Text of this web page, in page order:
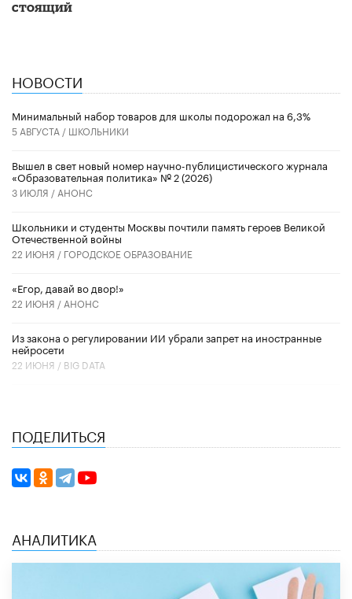
стоящий
НОВОСТИ
Минимальный набор товаров для школы подорожал на 6,3%
5 АВГУСТА / ШКОЛЬНИКИ
Вышел в свет новый номер научно-публицистического журнала
«Образовательная политика» № 2 (2026)
3 ИЮЛЯ / АНОНС
Школьники и студенты Москвы почтили память героев Великой
Отечественной войны
22 ИЮНЯ / ГОРОДСКОЕ ОБРАЗОВАНИЕ
«Егор, давай во двор!»
22 ИЮНЯ / АНОНС
Из закона о регулировании ИИ убрали запрет на иностранные
нейросети
22 ИЮНЯ / BIG DATA
ПОДЕЛИТЬСЯ
АНАЛИТИКА